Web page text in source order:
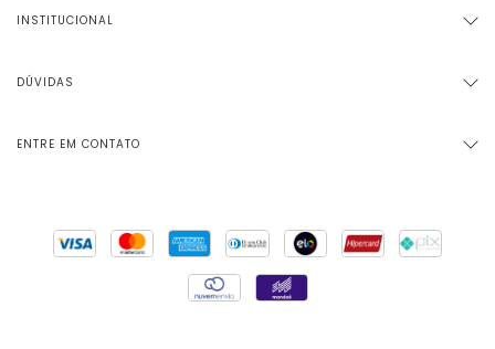
INSTITUCIONAL
DÚVIDAS
ENTRE EM CONTATO